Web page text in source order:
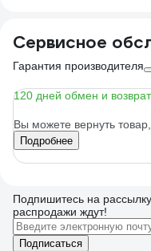
Сервисное
Гарантия производителя
120 дней обмен и возврат
Вы можете вернуть
Подробнее
Подпишитесь на рассылку
распродажи ждут!
Подписаться